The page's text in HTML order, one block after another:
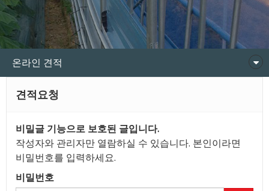
온라인 견적
견적요청
비밀글 기능으로 보호된 글입니다.
작성자와 관리자만 열람하실 수 있습니다. 본인이라면
비밀번호를 입력하세요.
비밀번호